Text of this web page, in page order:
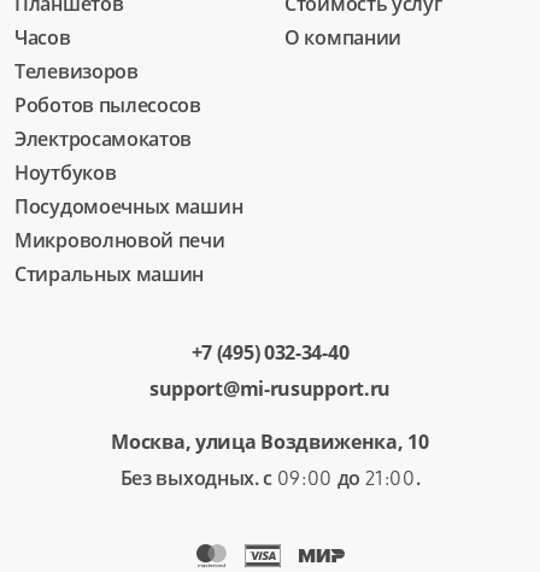
Часов
Телевизоров
Роботов пылесосов
Электросамокатов
Ноутбуков
Посудомоечных машин
Микроволновой печи
Стиральных машин
О компании
+7 (495) 032-34-40
support@mi-rusupport.ru
Москва, улица Воздвиженка, 10
Без выходных. с 09:00 до 21:00.